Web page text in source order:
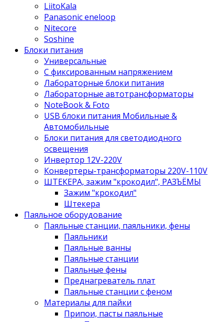
LiitoKala
Panasonic eneloop
Nitecore
Soshine
Блоки питания
Универсальные
C фиксированным напряжением
Лабораторные блоки питания
Лабораторные автотрансформаторы
NoteBook & Foto
USB блоки питания Мобильные &
Автомобильные
Блоки питания для светодиодного
освещения
Инвертор 12V-220V
Конвертеры-трансформаторы 220V-110V
ШТЕКЕРА, зажим "крокодил", РАЗЪЁМЫ
Зажим "крокодил"
Штекера
Паяльное оборудование
Паяльные станции, паяльники, фены
Паяльники
Паяльные ванны
Паяльные станции
Паяльные фены
Преднагреватель плат
Паяльные станции с феном
Материалы для пайки
Припои, пасты паяльные